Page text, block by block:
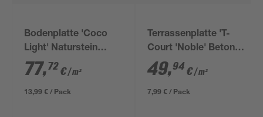
Bodenplatte 'Coco
Light' Naturstein
hellgrau 60 x 60 x 3
cm
77,72€/ m²
13,99 € / Pack
Terrassenplatte 'T-
Court 'Noble' Beton
schwarz-weiß 40 x 40
x 4 cm
49,94 €/ m²
7,99 € / Pack